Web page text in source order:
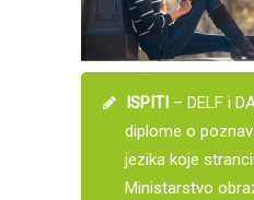
ISPITI– DELF i
diplome o
jezika koje
Ministarstvo